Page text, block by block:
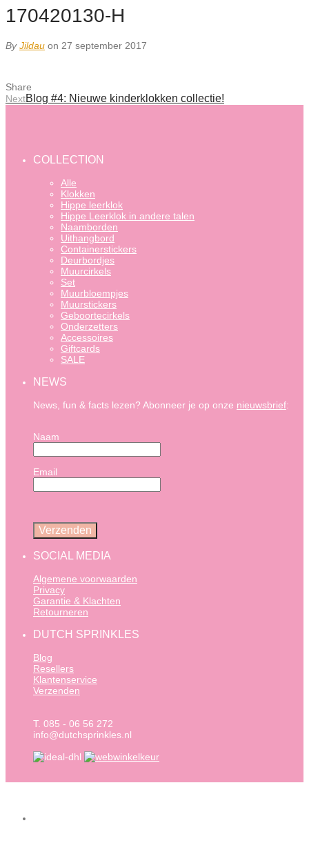
170420130-H
ByJildau on 27 september 2017
Share
NextBlog #4: Nieuwe kinderklokken collectie!
COLLECTION
Alle
Klokken
Hippe leerklok
Hippe Leerklok in andere talen
Naamborden
Uithangbord
Containerstickers
Deurbordjes
Muurcirkels
Set
Muurbloempjes
Muurstickers
Geboortecirkels
Onderzetters
Accessoires
Giftcards
SALE
NEWS
News, fun & facts lezen? Abonneer je op onze nieuwsbrief:
Naam
Email
SOCIAL MEDIA
Algemene voorwaarden
Privacy
Garantie & Klachten
Retourneren
DUTCH SPRINKLES
Blog
Resellers
Klantenservice
Verzenden
T. 085 - 06 56 272
info@dutchsprinkles.nl